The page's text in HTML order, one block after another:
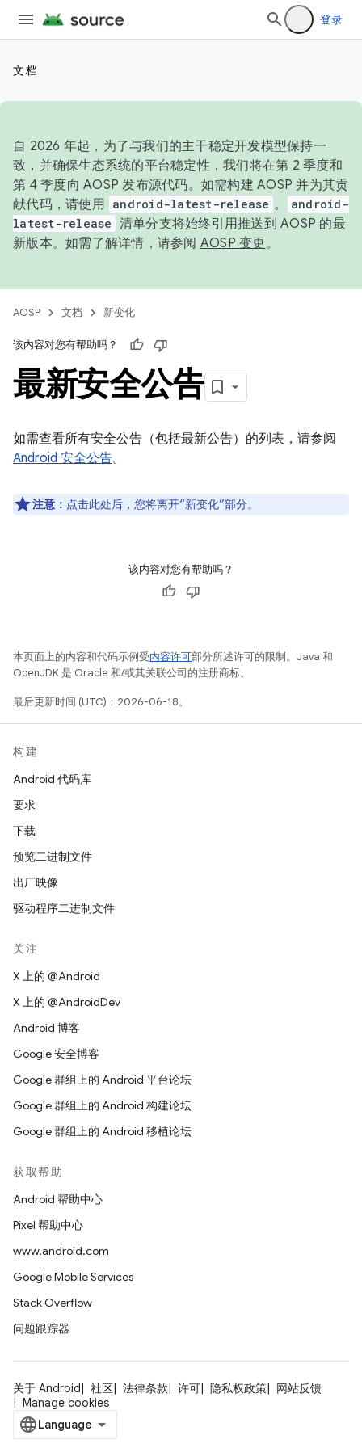
登录
文档
自 2026 年起，为了与我们的主干稳定开发模型保持一
致，并确保生态系统的平台稳定性，我们将在第 2 季度和
第 4 季度向 AOSP 发布源代码。如需构建 AOSP 并为其贡
献代码，请使用 android-latest-release 。
android-
latest-release 清单分支将始终引用推送到 AOSP 的最
新版本。如需了解详情，请参阅 AOSP 变更。
AOSP 文档 新变化
该内容对您有帮助吗？
最新安全公告
如需查看所有安全公告（包括最新公告）的列表，请参阅
Android 安全公告。
注意： 点击此处后，您将离开“新变化”部分。
该内容对您有帮助吗？
本页面上的内容和代码示例受内容许可部分所述许可的限制。Java 和
OpenJDK 是 Oracle 和/或其关联公司的注册商标。
最后更新时间 (UTC)：2026-06-18。
构建
Android 代码库
要求
下载
预览二进制文件
出厂映像
驱动程序二进制文件
关注
X 上的 @Android
X 上的 @AndroidDev
Android 博客
Google 安全博客
Google 群组上的 Android 平台论坛
Google 群组上的 Android 构建论坛
Google 群组上的 Android 移植论坛
获取帮助
Android 帮助中心
Pixel 帮助中心
www.android.com
Google Mobile Services
Stack Overflow
问题跟踪器
关于 Android 社区 法律条款 许可 隐私权政策
网站反馈
Manage cookies